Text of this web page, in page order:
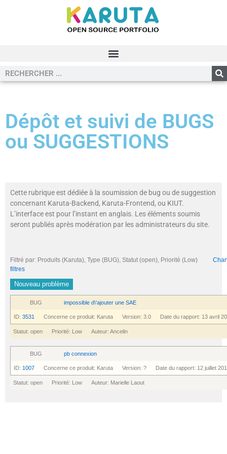
Dépôt et suivi de BUGS
ou SUGGESTIONS
Cette rubrique est dédiée à la soumission de bug ou de suggestion
concernant Karuta-Backend, Karuta-Frontend, ou KIUT.
L’interface est pour l’instant en anglais. Les éléments soumis
seront publiés après modération par les administrateurs du site.
Filtré par: Produits (Karuta), Type (BUG), Statut (open), Priorité (Low)
filtres
Nouveau problème
BUG impossible d\'ajouter une SAE
ID: 3531 Concerne ce produit: Karuta Version: 3.0 Date du rapport: 13 avril
Statut: open Priorité: Low Auteur: Ancelin
BUG pb connexion
ID: 1007 Concerne ce produit: Karuta Version: ? Date du rapport: 12 juillet
Statut: open Priorité: Low Auteur: Marielle Laout